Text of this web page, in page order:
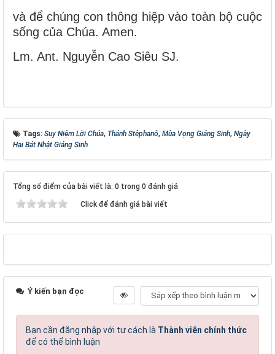
và để chúng con thông hiệp vào toàn bộ cuộc
sống của Chúa. Amen.
Lm. Ant. Nguyễn Cao Siêu SJ.
Tags: Suy Niệm Lời Chúa, Thánh Stêphanô, Mùa Vọng Giáng Sinh, Ngày
Hai Bát Nhật Giáng Sinh
Tổng số điểm của bài viết là: 0 trong 0 đánh giá
Click để đánh giá bài viết
Ý kiến bạn đọc
Bạn cần đăng nhập với tư cách là Thành viên chính thức
để có thể bình luận